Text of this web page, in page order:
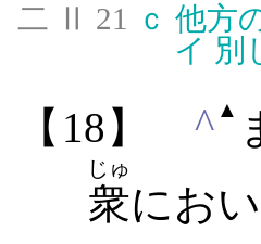
二 Ⅱ 21 ｃ 他方
イ 別
【18】 ^ ▲
衆
じゅ
にお